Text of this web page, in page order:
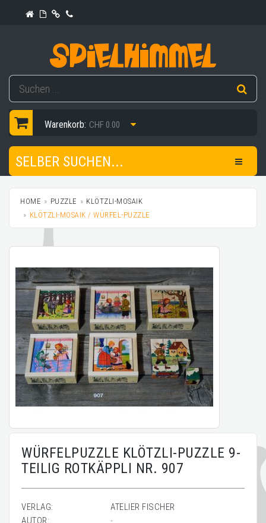
Warenkorb: CHF 0.00
SELBER SUCHEN...
HOME PUZZLE
KLÖTZLI-MOSAIK
KLÖTZLI-MOSAIK / WÜRFEL-PUZZLE
WÜRFELPUZZLE KLÖTZLI-PUZZLE 9-
TEILIG ROTKÄPPLI NR. 907
VERLAG:
ATELIER FISCHER
AUTOR:
-